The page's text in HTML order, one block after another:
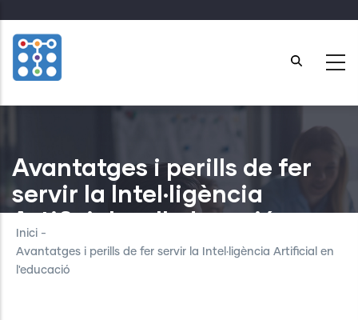
to
main
content
Avantatges i perills de fer
servir la Intel·ligència
Artificial en l'educació
Inici -
Avantatges i perills de fer servir la Intel·ligència Artificial en
l'educació